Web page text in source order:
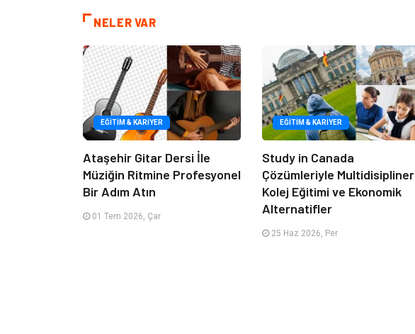
NELER VAR
EĞITIM & KARIYER
Ataşehir Gitar Dersi İle
Müziğin Ritmine Profesyonel
Bir Adım Atın
01 Tem 2026, Çar
EĞITIM & KARIYER
Study in Canada
Çözümleriyle Multidisipliner
Kolej Eğitimi ve Ekonomik
Alternatifler
25 Haz 2026, Per